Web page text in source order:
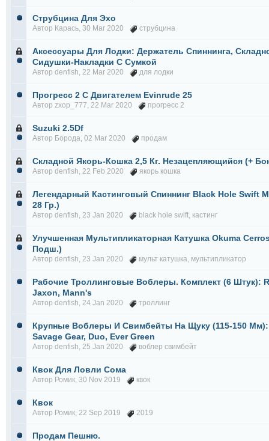
Струбцина Для Эхо
Автор Карась, 30 Mar 2020 струбцина
Аксессуары Для Лодки: Держатель Спиннинга,
Сидушки-Накладки С Сумкой
Автор denfish, 22 Mar 2020 для лодки
Прогресс 2 С Двигателем Evinrude 25
Автор zxop_777, 22 Mar 2020 прогресс 2
Suzuki 2.5Df
Автор Борода, 02 Mar 2020 продам
Складной Якорь-Кошка 2,5 Кг. Незацепляющийся (+
Автор denfish, 22 Feb 2020 якорь кошка
Легендарный Кастинговый Спиннинг Black Hole Swift
28 Гр.)
Автор denfish, 23 Jan 2020 black hole swift, кастинг
Улучшенная Мультипликаторная Катушка Okuma
Подш.)
Автор denfish, 23 Jan 2020 мульт катушка, мультипликатор
Рабочие Троллинговые Воблеры. Комплект (6 Штук):
Jaxon, Mann's
Автор denfish, 24 Jan 2020 троллинг
Крупные Воблеры И Свимбейты На Щуку (115-150
Savage Gear, Duo, Ever Green
Автор denfish, 25 Jan 2020 воблер свимбейт
Квок Для Ловли Сома
Автор Ромик, 30 Nov 2019 квок
Квок
Автор Ромик, 22 Sep 2019 2019
Продам Пешню.